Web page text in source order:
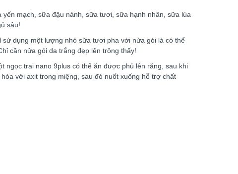
mạch, sữa đậu nành, sữa tươi, sữa hạnh nhân, sữa lúa
sâu!
dụng một lượng nhỏ sữa tươi pha với nửa gói là có thể
cần nửa gói da trắng đẹp lên trông thấy!
ngọc trai nano 9plus có thể ăn được phủ lên răng, sau khi
với axit trong miệng, sau đó nuốt xuống hỗ trợ chất